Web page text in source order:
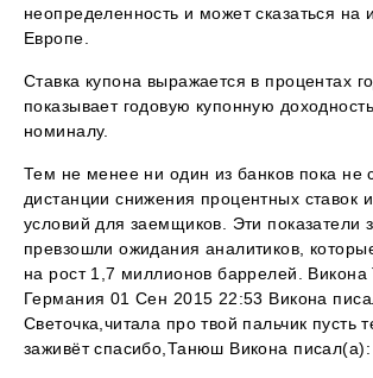
неопределенность и может сказаться на
Европе.
Ставка купона выражается в процентах
показывает годовую купонную
номиналу.
Тем не менее ни один из банков пока не
дистанции снижения процентных ставок
условий для заемщиков. Эти показатели
превзошли ожидания аналитиков,
на рост 1,7 миллионов баррелей. Викона
Германия 01 Сен 2015 22:53 Викона
Светочка,читала про твой пальчик пусть
заживёт спасибо,Танюш Викона